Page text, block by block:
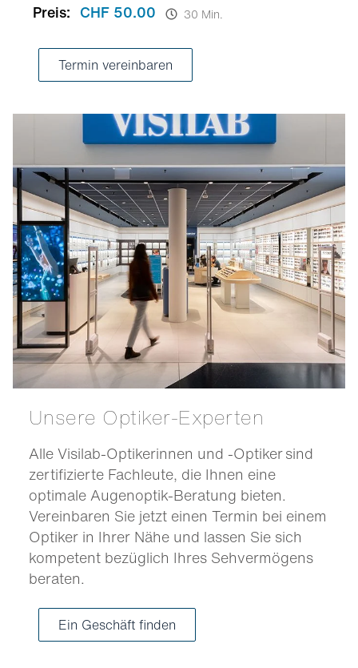
Preis: CHF 50.00 30 Min.
Termin vereinbaren
Unsere Optiker-Experten
Alle Visilab-Optikerinnen und -Optiker sind
zertifizierte Fachleute, die Ihnen eine
optimale Augenoptik-Beratung bieten.
Vereinbaren Sie jetzt einen Termin bei einem
Optiker in Ihrer Nähe und lassen Sie sich
kompetent bezüglich Ihres Sehvermögens
beraten.
Ein Geschäft finden